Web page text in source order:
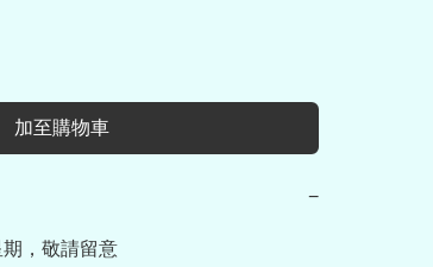
加至購物車
−
，敬請留意